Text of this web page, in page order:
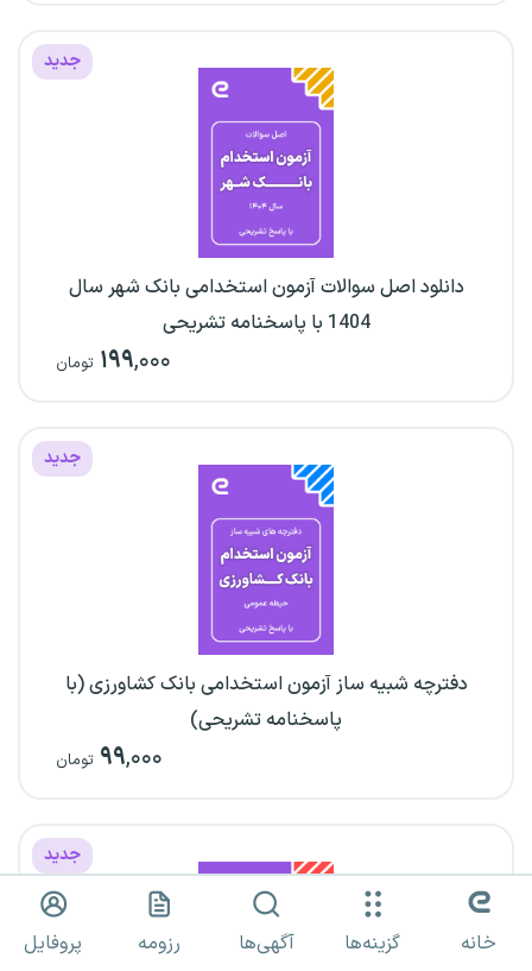
جدید
دانلود اصل سوالات آزمون استخدامی بانک شهر سال
1404 با پاسخنامه تشریحی
۱۹۹,۰۰۰ تومان
جدید
دفترچه شبیه ساز آزمون استخدامی بانک کشاورزی (با
پاسخنامه تشریحی)
۹۹,۰۰۰ تومان
جدید
خانه گزینه‌ها آگهی‌ها رزومه پروفایل